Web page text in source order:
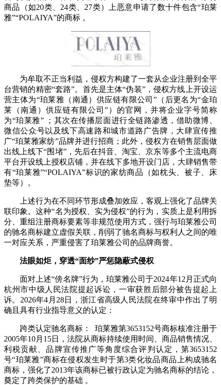
商品（如20类、24类、27类）上恶意申请了数十件包含“珀莱
雅”“POLAIYA”的商标 。
为牟取不正当利益，侵权方构建了一套从企业注册到全平
台营销的精密“套路”。首先是主体“伪装”，侵权方线上开设运
营主体为“珀莱雅（南通）供应链有限公司”（后更名为“金珀
莱（南通）供应链有限公司”）的官网，并将企业字号简称
为“珀莱雅” ；其次在传播层面进行全链路渗透，借助微博、
微信公众号以及线下高速路和城市道路广告牌，大肆宣传推
广“珀莱雅家纺”品牌并进行招商；此外，侵权方在销售层面做
出线上线下“围堵”，先后在抖音、淘宝、京东等多个主流电商
平台开设线上授权店铺，并在线下多地开设门店，大肆销售带
有“珀莱雅”“POLAIYA”标识的家纺商品（如枕头、被子、床
垫等）。
上述行为在不同环节形成叠加效应，客观上强化了品牌关
联印象。这种“名为授权、实为侵权”的行为，实质上是利用拆
分、重组注册商标要素等非规范使用方式，强行与珀莱雅公司
的驰名商标建立虚假关联，削弱了驰名商标与权利人之间的唯
一对应关系，严重侵害了珀莱雅公司的品牌商誉。
法眼如炬，穿透“面纱”严惩隐蔽式侵权
面对上述“傍名牌”行为，珀莱雅公司于2024年12月正式向
杭州市中级人民法院提起诉讼，一审获胜后部分被告提起上
诉。2026年4月28日，浙江省高级人民法院在终审中作出了明
确且具有行业指导意义的认定：
跨类认定驰名商标： 珀莱雅第3653152号商标核准注册于
2005年10月15日，法院从商标持续使用时间、商品销售情况、
利税贡献、品牌宣传推广等角度综合评判认定，第3653152
号“珀莱雅”商标在侵权发生时于第3类化妆品商品上构成驰名
商标，强化了2013年该商标已被行政认定为驰名商标的结论，
奠定了跨类保护的基础 。